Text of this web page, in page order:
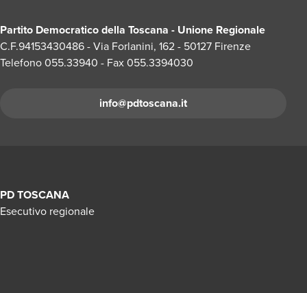
Partito Democratico della Toscana - Unione Regionale
C.F.94153430486 - Via Forlanini, 162 - 50127 Firenze
Telefono 055.33940 - Fax 055.3394030
info@pdtoscana.it
PD TOSCANA
Esecutivo regionale